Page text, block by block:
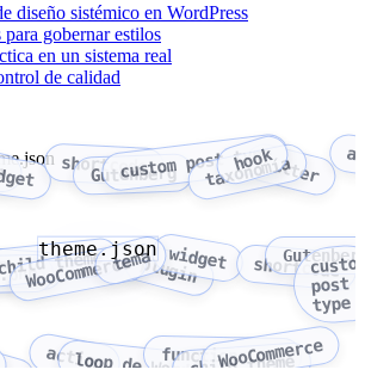
diseño sistémico en WordPress
gobernar estilos
en un sistema real
de calidad
shortcode
Gutenberg
custom post type
taxonomía
hookfilter
theme
WooCommercetemapluginwidget shortcode
post
type
actionloop de WordPress
functions.php
child theme
WooCommerce
theme.json